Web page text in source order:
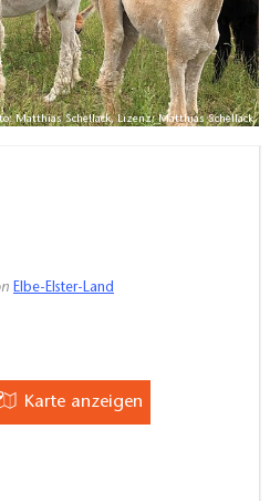
ihr immer wieder die
neuen Nachbarn –
morgen steht eine
durch Wald und Feld auf
es kaum erwarten,
Matthias Schellack, Lizenz: Matthias Schellack
Elbe-Elster-Land
Karte anzeigen